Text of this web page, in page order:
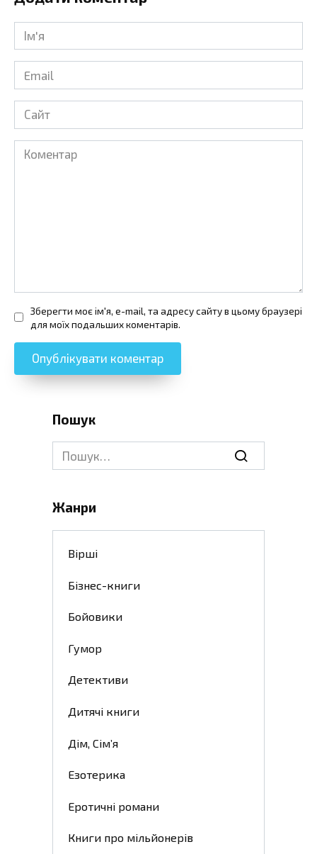
Ім'я
Email
Сайт
Коментар
Зберегти моє ім'я, e-mail, та адресу сайту в цьому браузері
для моїх подальших коментарів.
Пошук
Search
for:
Жанри
Вірші
Бізнес-книги
Бойовики
Гумор
Детективи
Дитячі книги
Дім, Сім’я
Езотерика
Еротичні романи
Книги про мільйонерів